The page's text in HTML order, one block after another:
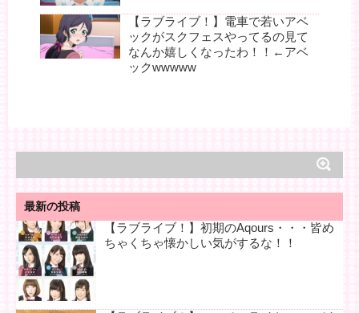
【ラブライブ！】電車で若いアベ
ックがスクフェスやってるの見て
なんか嬉しくなったわ！！←アベ
ックwwwww
最新の投稿
【ラブライブ！】初期のAqours・・・皆め
ちゃくちゃ懐かしい気がするな！！